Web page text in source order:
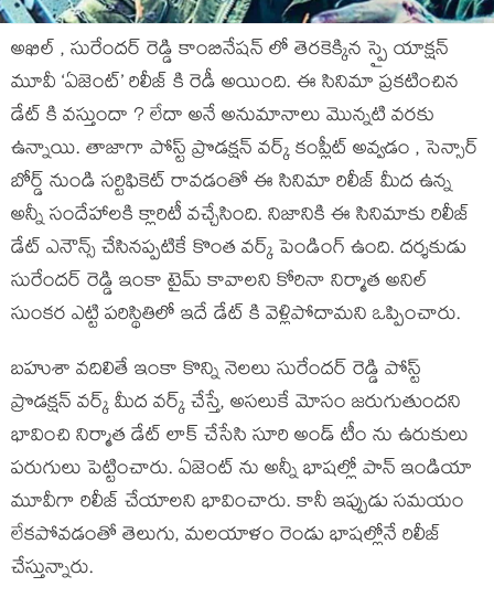
అఖిల్ , సురేందర్ రెడ్డి కాంబినేషన్ లో తెరకెక్కిన స్పై యాక్షన్
మూవీ ‘ఏజెంట్’ రిలీజ్ కి రెడీ అయింది. ఈ సినిమా ప్రకటించిన
డేట్ కి వస్తుందా ? లేదా అనే అనుమానాలు మొన్నటి వరకు
ఉన్నాయి. తాజాగా పోస్ట్ ప్రొడక్షన్ వర్క్ కంప్లీట్ అవ్వడం , సెన్సార్
బోర్డ్ నుండి సర్టిఫికెట్ రావడంతో ఈ సినిమా రిలీజ్ మీద ఉన్న
అన్నీ సందేహాలకి క్లారిటీ వచ్చేసింది. నిజానికి ఈ సినిమాకు రిలీజ్
డేట్ ఎనౌన్స్ చేసినప్పటికే కొంత వర్క్ పెండింగ్ ఉంది. దర్శకుడు
సురేందర్ రెడ్డి ఇంకా టైమ్ కావాలని కోరినా నిర్మాత అనిల్
సుంకర ఎట్టి పరిస్థితిలో ఇదే డేట్ కి వెళ్లిపోదామని ఒప్పించారు.
బహుశా వదిలితే ఇంకా కొన్ని నెలలు సురేందర్ రెడ్డి పోస్ట్
ప్రొడక్షన్ వర్క్ మీద వర్క్ చేస్తే, అసలుకే మోసం జరుగుతుందని
భావించి నిర్మాత డేట్ లాక్ చేసేసి సూరి అండ్ టీం ను ఉరుకులు
పరుగులు పెట్టించారు. ఏజెంట్ ను అన్నీ భాషల్లో పాన్ ఇండియా
మూవీగా రిలీజ్ చేయాలని భావించారు. కానీ ఇప్పుడు సమయం
లేకపోవడంతో తెలుగు, మలయాళం రెండు భాషల్లోనే రిలీజ్
చేస్తున్నారు.